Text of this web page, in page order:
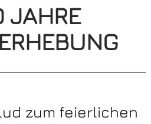
JAHRE
zum feierlichen